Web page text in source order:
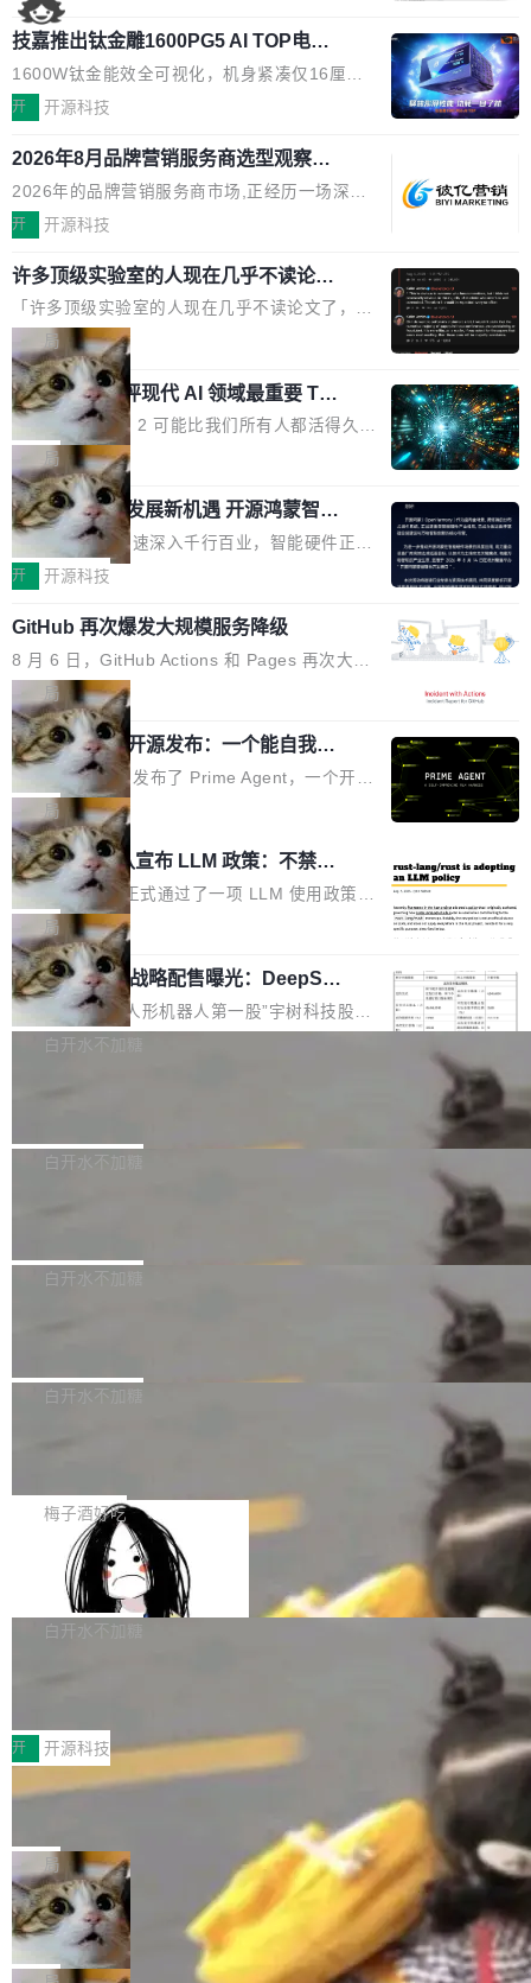
了，你为什么还要再做一个"，我都觉得这个问题
问得好。 因为我自己也是从用户变成开发者的。
现有产品的天花板 我用过不少 AI 浏览器插件。
刚开始觉得都挺好——选中一段文字，弹出解
要。但用久了你会发现，它们本质上都是同一类
东西：一个带网页上下文的聊天框。 它们能读取
页面的文本，然后把文本丢给大模型，再返回一
段回答。仅此而已。 这当然有用，但总觉得差点
意思。比如我在一个后台管理系统里，需要填50
个表单字段，每个字段还有联动逻辑；比如我
想...
技嘉推出钛金雕1600PG5 AI TOP电
源：为发烧级主机与本地AI算力打造旗
舰供电方案
1600W钛金能效全可视化，机身紧凑仅16厘米
继2026台北电脑展首度亮相后，技嘉科技近日正
电源专为发烧级DIY主机与本地AI算力平台打
造，整机长度仅16厘米，提供1600W额定功率
与80PLUS钛金能效；支持ATX 3.1与PCIe 5.1
规范，结合服务器级元件、完善供电线材与内置
实时LCD监控屏，可充分满足当下高阶PC主机
的严苛使用需求。 澎湃功率，紧凑机身 钛金雕1
600PG5 AI TOP具备强悍输出功率，同时实现
机身尺寸大幅精简。整机长度仅16厘米，属于同
功率段机身尺寸十分紧凑的1600W电源产品。小
巧机身有效提升市面主流标准A...
开 开源科技
2026年8月品牌营销服务商选型观察：
从流量思维到品牌资产思维的范式转移
2026年的品牌营销服务商市场,正经历一场深刻
的价值重构。全球全案品牌代理机构市场从2025
复合增长率达5.44%,预计2032年将突破120亿美
元。数字广告与公共关系相关服务市场更是从20
25年的8463亿美元扩张至2026年的8763亿美
元。数字的背后是一个清晰的事实——品牌对专
业化营销服务的需求从未如此迫切。 但市场扩容
的同时,服务商的竞争逻辑正在改变。2026年Top
Agency年度合辑的观察指出,“产品”这个离消费
者最近的载体,在整个品牌营销层面的权重显著变
高了。全域营销服务商的竞争正在从规模转向深
度,案例厚度、全域覆盖、多线协同...
开 开源科技
许多顶级实验室的人现在几乎不读论文
了
「许多顶级实验室的人现在几乎不读论文了，而
且他们认为 ICLR/ICML/NeurIPS 充斥着大量过
度宣传和欺诈。」 OpenAI 研究员 Keller Jorda
n 这条推文引发了广泛讨论。他不是在说风凉
话，他是说出了一个圈内人尽皆知但很少公开捅
破的事实。 Jordan 随后补充了一句软化声明：
「我不认为这些会议上大部分论文都在过度宣传
或造假。问题是，作为读者，如果你筛选出那些
看起来最令人兴奋的论文，那它们大部分都是过
度宣传的。」 这才是真正的痛点。不是所有论文
都有问题，是最吸引眼球的那批论文最有问题。
他引用的帖子来自 Mathew Shen，一位 ICLR 2
026 的读者：「看了篇 ...
局
xAI 前工程师评现代 AI 领域最重要 Top
3 开源项目
Flash Attention 2 可能比我们所有人都活得久。
这句话不是来自某个技术博客，而是出自 Hieu
Pham 的一条推文。Hieu Pham 是谁？他是 xAI
的早期工程师之一，在 Grok 训练基础设施团队
工作过。近日他在 X 上发了一条帖子，列出了他
认为现代 AI 领域最重要的三个开源项目。 第一
理由很具体。FA 系列不需要解释，但 FA2 是他
认为最重要的一个——复杂度恰到好处，刚好能
驱动你去学 CuTe，但还没被那些"邪恶的" Hopp
er++ 优化所淹没，足够容易修改和适配。 更关
键的是 FA2 的持久性...
局
共商智能硬件发展新机遇 开源鸿蒙智能
硬件开发者日杭州站即将举行
随着万物智联加速深入千行百业，智能硬件正从
单点设备迈向智能化、网联化、协同化发展。作
鸿蒙通过统一技术底座和分布式能力，为不同类
型智能设备的开发、连接与互联提供关键支撑，
也为产业链企业探索产品创新与商业增长打开新
的空间。 8月14日，开源鸿蒙智能硬件开发者日
（OHDD：OpenHarmony Hardware Develope
r Day）将在杭州启航。活动面向智能硬件产业
链企业和开发者，邀请行业专家与资深技术顾
问，围绕开源鸿蒙技术能力、设备适配、芯片适
配、功耗与稳定性调优、兼容性测评及统一互联
等内容展开系统讲解和实战交流，帮助企业进一
步了解开源鸿蒙在智能...
开 开源科技
GitHub 再次爆发大规模服务降级
8 月 6 日，GitHub Actions 和 Pages 再次大规
模服务降级，Actions 完全不可用超过 5 小时，
webhook 停发，连自托管 runner 也因调度层故
障无法工作。Pages、Copilot code review、C
opilot coding agent 全部受影响。从检测到完全
恢复，大约 12 小时。 这是 2026 年 8 月的第六
起事故，其中四起与 AI/Copilot 服务相关。 Git
Hub 员工 kdaigle 在 HN 讨论中贴出了一组数
据：2025 年全年 10 亿次 commit。现在，每周
2.75 亿次，全年预计 140 亿次。GitHub...
局
Prime Agent 开源发布：一个能自我改
进的编程 Agent，ARC-AGI 3 超越人类
专家基线
Prime Intellect 发布了 Prime Agent，一个开源
的编程 Agent Harness，核心设计围绕两个抽
象：Recursive Language Model（RLM）和 C
ontinual Harness。在 ARC-AGI 3 基准测试
上，Prime Agent + Opus 5 的组合达到了 95.
5% RHAE Best@1，超过了 ARC 报告的人类专
家基线 95.4%。 不是又一个 coding agent 包装
器 Prime Agent 的架构和市面上大多数 coding
agent 有本质区别。大多数 agent harness 的设
计是基于早期模型的能力—...
局
Rust 项目团队宣布 LLM 政策：不禁
止，但你要承认哪些代码不是你写的
Rust 语言项目正式通过了一项 LLM 使用政策，
覆盖 rust-lang/rust 单一仓库的代码贡献。这不
是项目级别的官方立场，目前由五个团队采纳，
但它可能是主流开源项目中关于 AI 辅助贡献最
细致的一份规则。 政策的核心只有一句话：LLM
可以用来分析、提炼、审阅、建议，但不能用来
不得生成涉及安全性的关键变更，除非作者本身
局
宇树科技 IPO 战略配售曝光：DeepSe
ek 获配 93.3 万股，锁定 36 个月
8月6日晚间，“人形机器人第一股”宇树科技股份
有限公司披露IPO发行价格及战略配售结果，杭
36个月。 公告显示，本次宇树科技战略配售对
员工参与设立的专项资产管理计划。其中，Dee
获配9...
白开水不加糖
Bug fixes and enhancements 修复多次传递同
一个回归问题，该问题导致拉取镜像时会拒绝包
题，该问题可能导致在旧版 Linux 内核...
白开水不加糖
e 孵化器项目管理委员会（IPMC）投票中获得
P）！这一里程碑不仅标志着 Fluss 迈入新的发
白开水不加糖
长期停止内容更新，未能实现其作为“AI版维基百
提交的编辑请求也长期处于待处理状态。 Groki
pedia 于去年底上线，定位为由人工智能生成内
容的百科平台，被马斯克视为传统众包百科网站
维基百科的替代方案。Lawfare 调查发现，无论
热门页面还是低关注度页面，均未出现近期更
白开水不加糖
是这样的：配 MessageSource 的 Bean、写 R
eloadableResourceBundleMessageSource、
声明 LocaleResolver、注册 LocaleChangeInt
erceptor…五六步之后才能看到第一行翻译文
本。 Solon 换了个方式。整个 i18n 模块围绕三
梅子酒好吃
Apache Doris 4.1 全面增强 Iceberg：
支持 UPDATE、MERGE INTO 与 Iceb
erg V3
Apache Doris 4.1 要补齐的，正是缺失的那一
半。在已有查询能力的基础上，Doris 进一步支
常维护操作，并完整支持 Iceberg V3 格式。
白开水不加糖
村国家自主创新示范区会议中心开幕。本届大会
由中关村智联软件服务业质量创新联盟主办，以
“智构可信·质创未来——AI原生时代的质量新范
式”为主题，直面AI从实验室走向规模化产业落地
的核心质量命题。会上，《2026智能研发生产力
工具选型手册》发布，Testin云测的Testin XAge
nt智能测试系统入选AI测试领域代表产品。对CI
O而言，这提示了一个转变：AI测试正在从效率
工具升级为企业的质量基础设施。 CIO面对的新
开 开源科技
让非法状态不可表示：一篇关于 ADT
有一种东西，一旦用过就回不去了。Alex Fedos
eev 管它叫"软件设计的基石"。 他说的东西不新
鲜——代数数据类型（ADT），尤其是和类型
（sum type）。但他说清楚了一件事：这不是类
型系统的学术体操，是日常编码的思维方式。 文
章从一个简单的例子切入。一个网站的深色主题
局
Cloudflare 开源内部企业 AI 平台 Clou
dflare OS
Cloudflare 发布了一个开源项目 Cloudflare O
S。如果你只看官方博客，你会觉得这是又一